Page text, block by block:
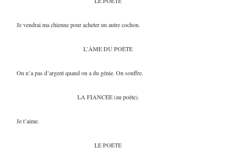
Je vendrai ma chienne pour acheter un autre cochon.
L’ÂME DU POÈTE
On n’a pas d’argent quand on a du génie. On souffre.
LA FIANCÉE (au poète).
Je t’aime.
LE POÈTE